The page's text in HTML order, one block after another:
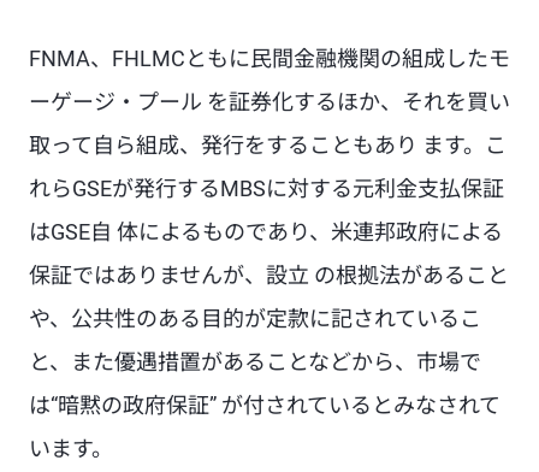
FNMA、FHLMCともに民間金融機関の組成したモ
ーゲージ・プール を証券化するほか、それを買い
取って自ら組成、発行をすることもあり ます。こ
れらGSEが発行するMBSに対する元利金支払保証
はGSE自 体によるものであり、米連邦政府による
保証ではありませんが、設立 の根拠法があること
や、公共性のある目的が定款に記されているこ
と、また優遇措置があることなどから、市場で
は“暗黙の政府保証” が付されているとみなされて
います。